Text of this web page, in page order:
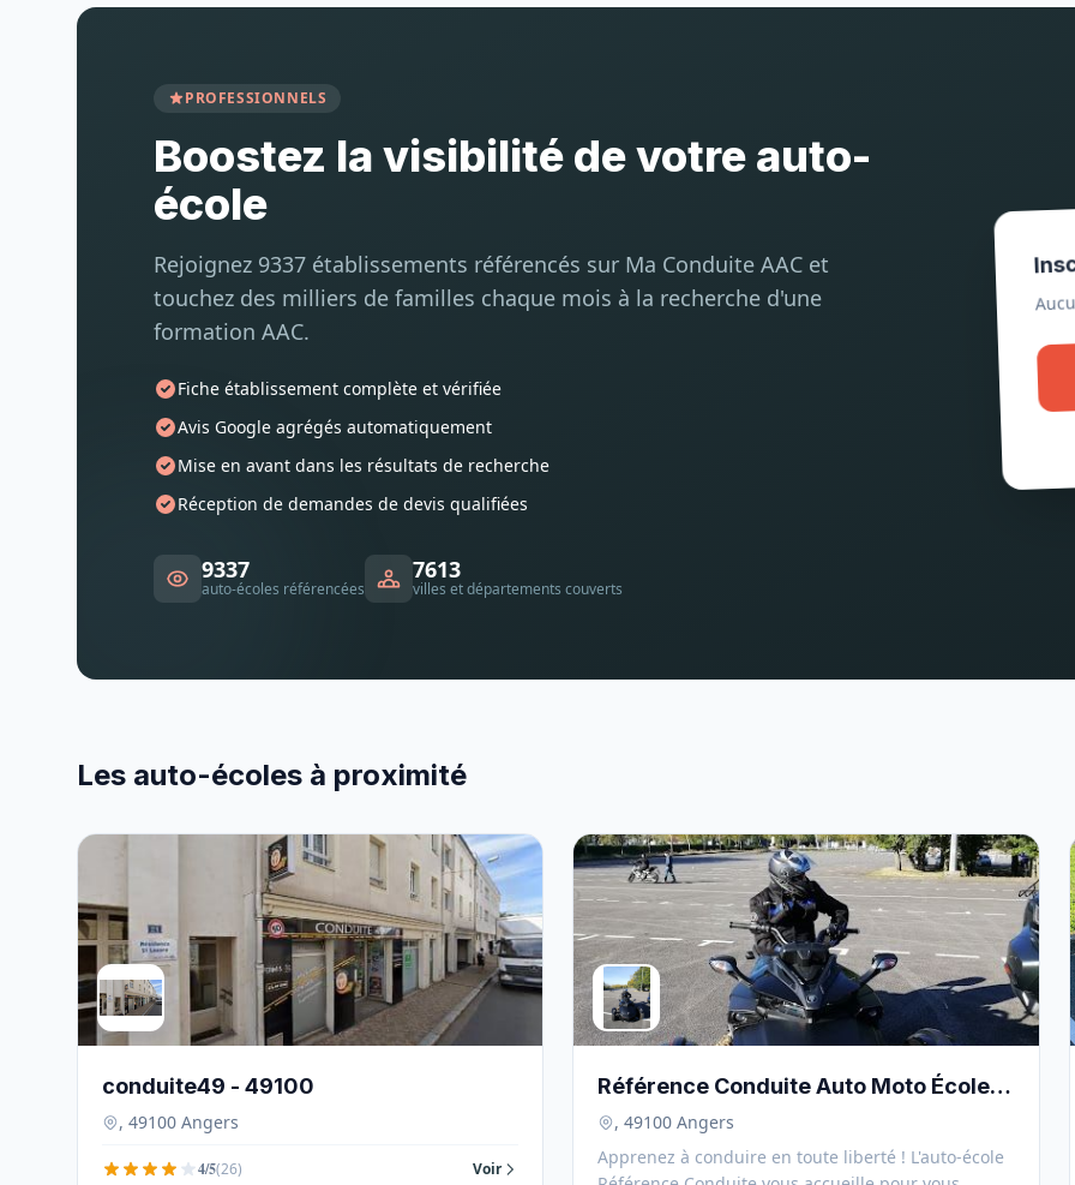
PROFESSIONNELS
Boostez la visibilité de votre auto-
école
Rejoignez 9337 établissements référencés sur Ma Conduite AAC et
touchez des milliers de familles chaque mois à la recherche d'une
formation AAC.
Fiche établissement complète et vérifiée
Avis Google agrégés automatiquement
Mise en avant dans les résultats de recherche
Réception de demandes de devis qualifiées
9337
auto-écoles référencées
7613
villes et départements couverts
Les auto-écoles à proximité
conduite49 - 49100
, 49100 Angers
4/5(26) Voir
Référence Conduite Auto Moto École -
49100
, 49100 Angers
Apprenez à conduire en toute liberté ! L'auto-école